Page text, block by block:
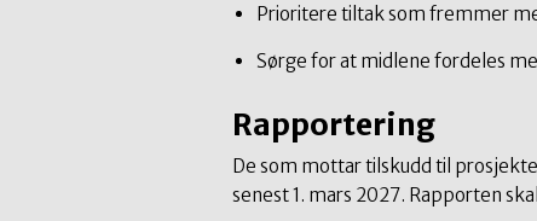
Prioritere tiltak som fremmer
Sørge for at midlene fordeles
Rapportering
De som mottar tilskudd til
senest 1. mars 2027. Rapporten